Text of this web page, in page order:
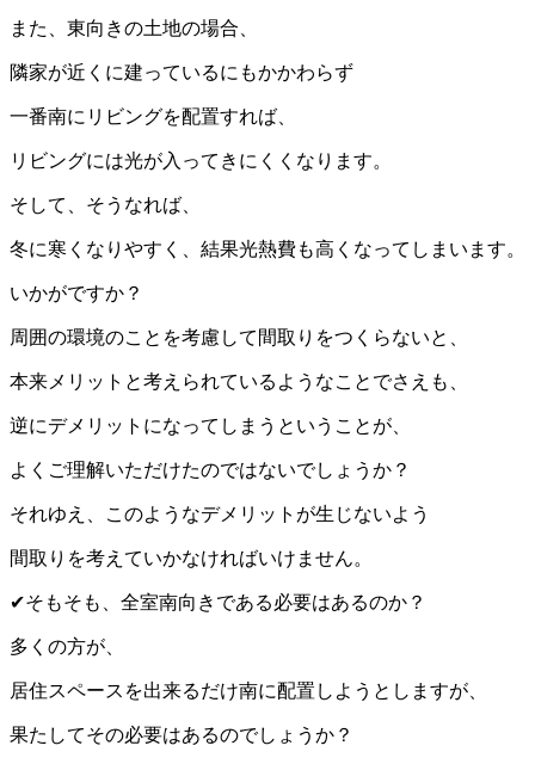
また、東向きの土地の場合、
隣家が近くに建っているにもかかわらず
一番南にリビングを配置すれば、
リビングには光が入ってきにくくなります。
そして、そうなれば、
冬に寒くなりやすく、結果光熱費も高くなってしまいます。
いかがですか？
周囲の環境のことを考慮して間取りをつくらないと、
本来メリットと考えられているようなことでさえも、
逆にデメリットになってしまうということが、
よくご理解いただけたのではないでしょうか？
それゆえ、このようなデメリットが生じないよう
間取りを考えていかなければいけません。
✔︎そもそも、全室南向きである必要はあるのか？
多くの方が、
居住スペースを出来るだけ南に配置しようとしますが、
果たしてその必要はあるのでしょうか？